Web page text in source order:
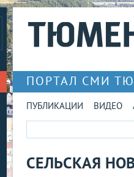
ПОРТАЛ СМИ
ПУБЛИКАЦИИ ВИДЕО
СЕЛЬСКАЯ